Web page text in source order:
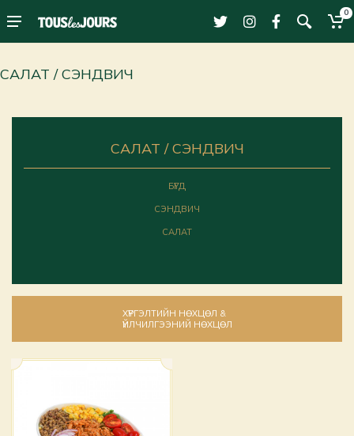
0
САЛАТ / СЭНДВИЧ
САЛАТ / СЭНДВИЧ
БҮГД
СЭНДВИЧ
САЛАТ
ХҮРГЭЛТИЙН НӨХЦӨЛ &
ҮЙЛЧИЛГЭЭНИЙ НӨХЦӨЛ